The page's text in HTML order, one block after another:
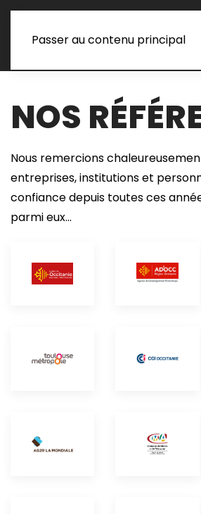
Passer au contenu principal
NOS
Nous remercions
entreprises, institutions et
confiance depuis toutes ces
parmi eux…